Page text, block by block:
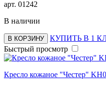
арт. 01242
В наличии
В КОРЗИНУ
КУПИТЬ В 1
Быстрый просмотр
Кресло кожаное "Честер"